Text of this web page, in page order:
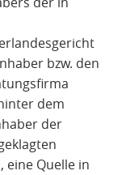
bzw. den
dem
der
eine Quelle in